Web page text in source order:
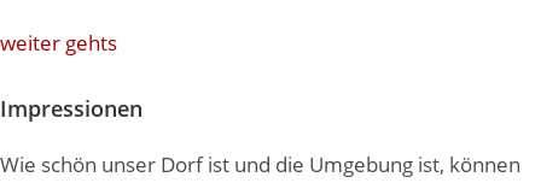
weiter gehts
Impressionen
Wie schön unser Dorf ist und die Umgebung ist, können